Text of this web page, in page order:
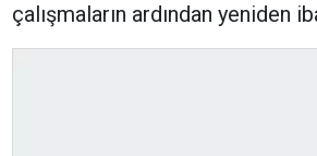
çalışmaların ardından yeniden